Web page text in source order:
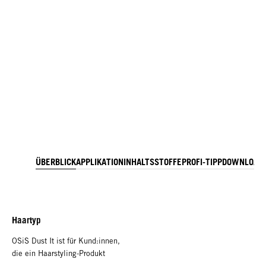
ÜBERBLICKAPPLIKATIONINHALTSSTOFFEPROFI-TIPP
Haartyp
OSiS Dust It ist für Kund:innen,
die ein Haarstyling-Produkt